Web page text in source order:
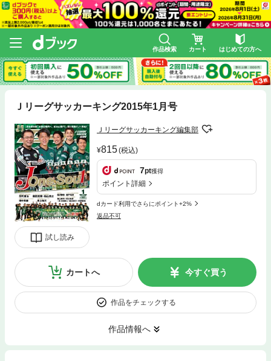
作品検索 カート はじめての方へ
Ｊリーグサッカーキング2015年1月号
試し読み
Ｊリーグサッカーキング編集部
815(税込)
7pt獲得
ポイント詳細
dカード利用でさらにポイント+2%
返品不可
カートへ 今すぐ買う
作品をチェックする
作品情報へ